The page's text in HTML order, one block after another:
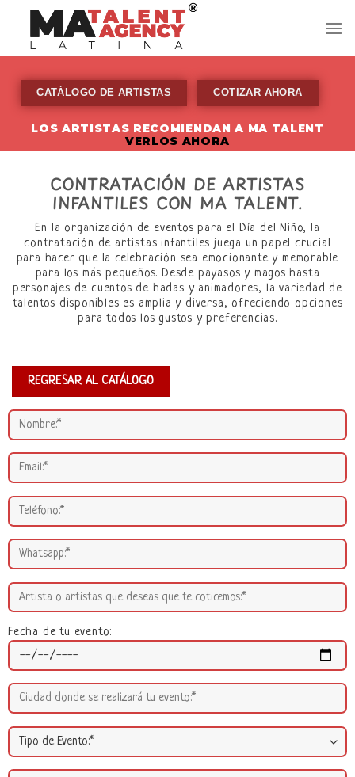
content
CATÁLOGO DE ARTISTAS COTIZAR AHORA
LOS ARTISTAS RECOMIENDAN A MA TALENT
VERLOS AHORA
CONTRATACIÓN DE ARTISTAS
INFANTILES CON MA TALENT.
En la organización de eventos para el Día del Niño, la
contratación de artistas infantiles juega un papel crucial
para hacer que la celebración sea emocionante y memorable
para los más pequeños. Desde payasos y magos hasta
personajes de cuentos de hadas y animadores, la variedad de
talentos disponibles es amplia y diversa, ofreciendo opciones
para todos los gustos y preferencias.
REGRESAR AL CATÁLOGO
Fecha de tu evento: